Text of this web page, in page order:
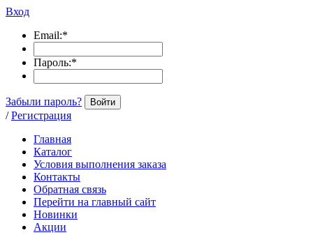
Вход
Email:*
Пароль:*
Забыли пароль? Войти
/ Регистрация
Главная
Каталог
Условия выполнения заказа
Контакты
Обратная связь
Перейти на главный сайт
Новинки
Акции